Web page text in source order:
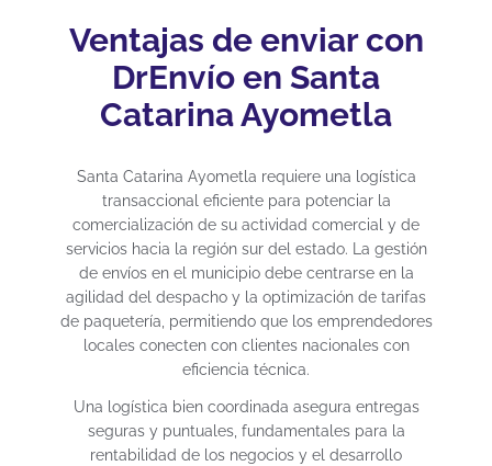
Ventajas de enviar con
DrEnvío en Santa
Catarina Ayometla
Santa Catarina Ayometla requiere una logística
transaccional eficiente para potenciar la
comercialización de su actividad comercial y de
servicios hacia la región sur del estado. La gestión
de envíos en el municipio debe centrarse en la
agilidad del despacho y la optimización de tarifas
de paquetería, permitiendo que los emprendedores
locales conecten con clientes nacionales con
eficiencia técnica.
Una logística bien coordinada asegura entregas
seguras y puntuales, fundamentales para la
rentabilidad de los negocios y el desarrollo